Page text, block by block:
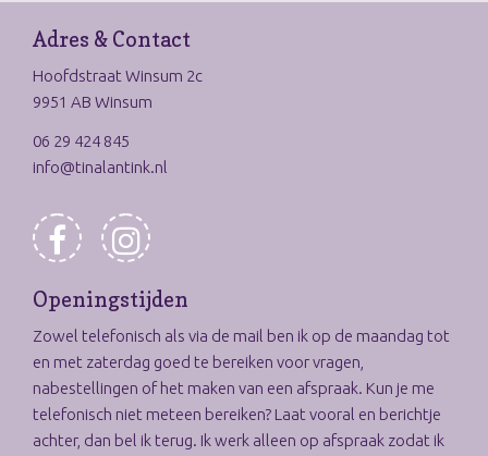
Adres & Contact
Hoofdstraat Winsum 2c
9951 AB Winsum
06 29 424 845
info@tinalantink.nl
Openingstijden
Zowel telefonisch als via de mail ben ik op de maandag tot
en met zaterdag goed te bereiken voor vragen,
nabestellingen of het maken van een afspraak. Kun je me
telefonisch niet meteen bereiken? Laat vooral en berichtje
achter, dan bel ik terug. Ik werk alleen op afspraak zodat ik